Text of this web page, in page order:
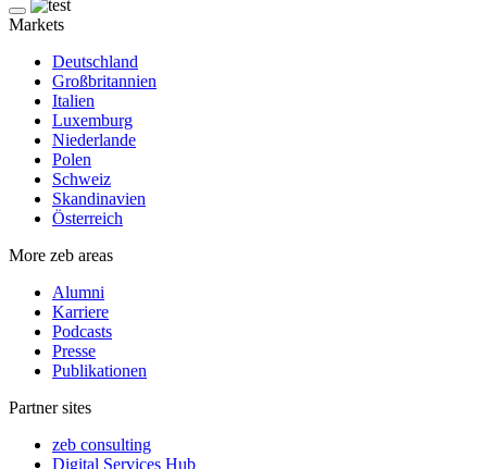
Markets
Deutschland
Großbritannien
Italien
Luxemburg
Niederlande
Polen
Schweiz
Skandinavien
Österreich
More zeb areas
Alumni
Karriere
Podcasts
Presse
Publikationen
Partner sites
zeb consulting
Digital Services Hub